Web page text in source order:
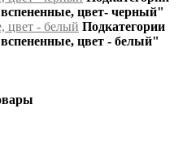
цвет- черный"
цвет - белый Подкатегории
цвет - белый"